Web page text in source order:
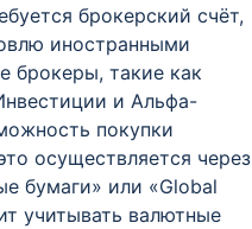
брокерский счёт,
иностранными
брокеры, такие как
и Альфа-
покупки
осуществляется через
бумаги» или «Global
учитывать валютные